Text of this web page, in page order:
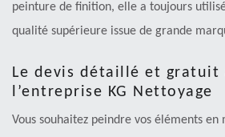
peinture de finition, elle a toujours
qualité supérieure issue de grande
Le devis détaillé et gratuit
l’entreprise KG Nettoyage
Vous souhaitez peindre vos éléments